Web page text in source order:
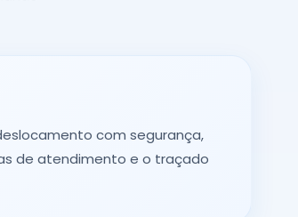
com segurança,
de atendimento e o traçado